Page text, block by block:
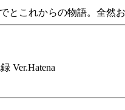
とこれからの物語。全然
Ver.Hatena